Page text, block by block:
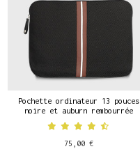
Pochette ordinateur 13 pouces
noire et auburn rembourrée
75,00 €